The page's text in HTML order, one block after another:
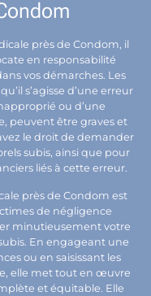
près de Condom, il
en responsabilité
vos démarches. Les
s’agisse d’une erreur
ou d’une
peuvent être graves et
le droit de demander
subis, ainsi que pour
liés à cette erreur.
près de Condom est
de négligence
minutieusement votre
En engageant une
ou en saisissant les
elle met tout en œuvre
et équitable. Elle